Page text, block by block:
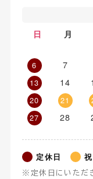
日
月
6
7
13
14
20
21
27
28
定休日
※定休日にいただ